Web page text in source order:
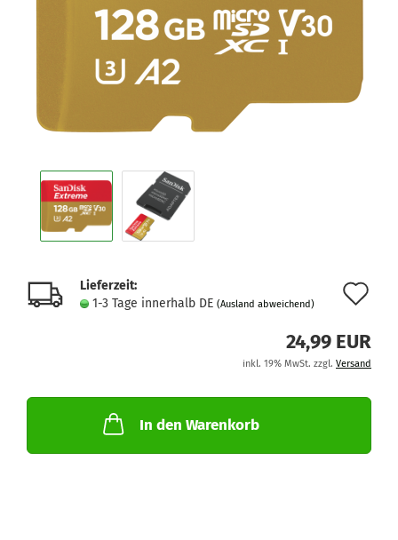
Lieferzeit:
1-3 Tage innerhalb DE (Ausland abweichend)
24,99 EUR
inkl. 19% MwSt. zzgl. Versand
In den Warenkorb